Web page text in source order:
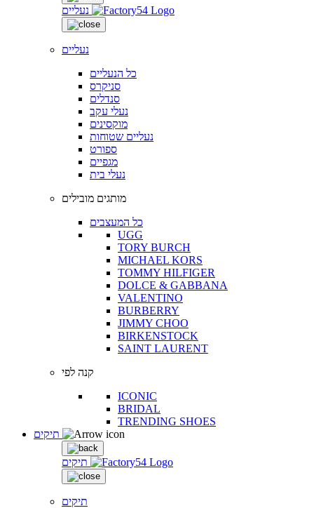
נעליים
נעליים
כל הנעליים
סניקרס
סנדלים
נעלי עקב
מוקסינים
נעליים שטוחות
ספורט
מגפיים
נעלי בית
מותגים מובילים
כל המעצבים
UGG
TORY BURCH
MICHAEL KORS
TOMMY HILFIGER
DOLCE & GABBANA
VALENTINO
BURBERRY
JIMMY CHOO
BIRKENSTOCK
SAINT LAURENT
קנה לפי
ICONIC
BRIDAL
TRENDING SHOES
תיקים
תיקים